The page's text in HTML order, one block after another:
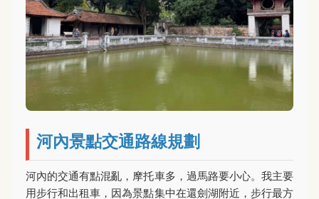
河內景點交通路線規劃
河內的交通有點混亂，摩托車多，過馬路要小心。我主要
用步行和出租車，因為景點集中在還劍湖附近，步行最方